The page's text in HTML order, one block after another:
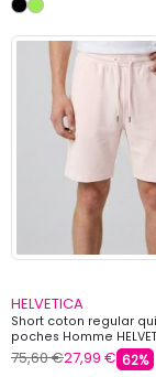
HELVETICA
Short coton regular
poches Homme
75,60 €27,99 € 62%